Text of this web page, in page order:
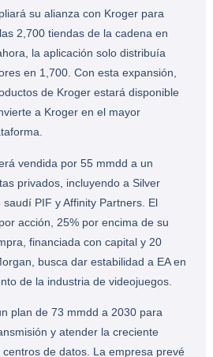
su alianza con Kroger para
2,700 tiendas de la cadena en
la aplicación solo distribuía
en 1,700. Con esta expansión,
de Kroger estará disponible
a Kroger en el mayor
vendida por 55 mmdd a un
privados, incluyendo a Silver
PIF y Affinity Partners. El
acción, 25% por encima de su
financiada con capital y 20
busca dar estabilidad a EA en
de la industria de videojuegos.
plan de 73 mmdd a 2030 para
y atender la creciente
de datos. La empresa prevé